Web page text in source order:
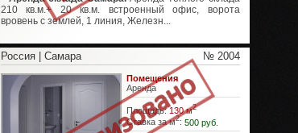
210 кв.м.+ 20 кв.м. встроенный офис, ворота
вровень с землей, 1 линия, Железн...
Россия | Самара № 2004
Помещения
Аренда
Площадь:130 м2
Ставка за м2: 500 руб.